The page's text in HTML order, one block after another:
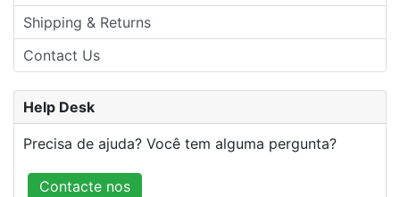
Shipping & Returns
Contact Us
Help Desk
Precisa de ajuda? Você tem alguma pergunta?
Contacte nos